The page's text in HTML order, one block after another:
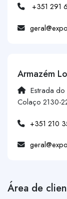
+351 291
Armazém
Estrada do
Colaço 2130-
+351 210
Área de